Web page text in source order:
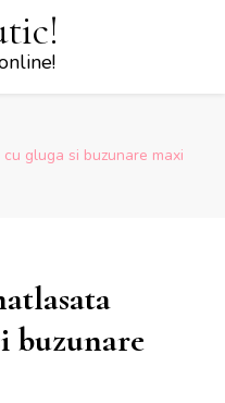
gluga si buzunare maxi
buzunare